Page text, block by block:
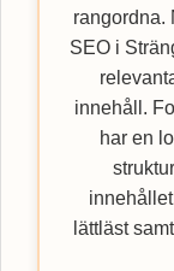
rangordna.
SEO i
innehåll.
har en
lättläst